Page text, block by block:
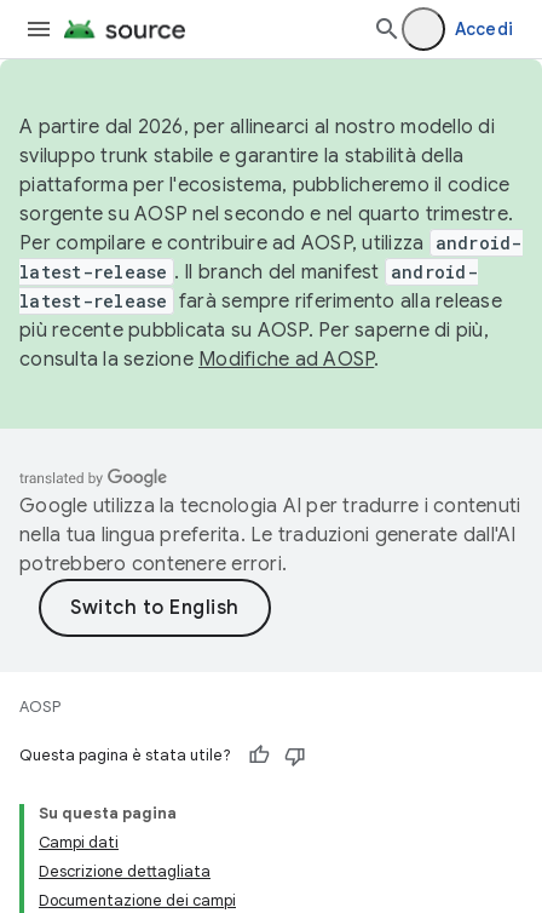
Accedi
A partire dal 2026, per allinearci al nostro modello di
sviluppo trunk stabile e garantire la stabilità della
piattaforma per l'ecosistema, pubblicheremo il codice
sorgente su AOSP nel secondo e nel quarto trimestre.
Per compilare e contribuire ad AOSP, utilizza
android-
latest-release . Il branch del manifest android-
latest-release farà sempre riferimento alla release
più recente pubblicata su AOSP. Per saperne di più,
consulta la sezione Modifiche ad AOSP.
Google utilizza la tecnologia AI per tradurre i contenuti
nella tua lingua preferita. Le traduzioni generate dall'AI
potrebbero contenere errori.
AOSP
Questa pagina è stata utile?
Su questa pagina
Campi dati
Descrizione dettagliata
Documentazione dei campi